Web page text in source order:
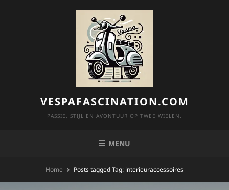
VESPAFASCINATION.COM
PASSIE, STIJL EN AVONTUUR OP TWEE WIELEN.
MENU
Home Posts taggedTag: interieuraccessoires